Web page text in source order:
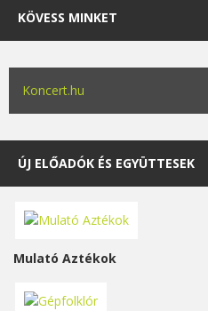
KÖVESS MINKET
Koncert.hu
ÚJ ELŐADÓK ÉS EGYÜTTESEK
Mulató Aztékok